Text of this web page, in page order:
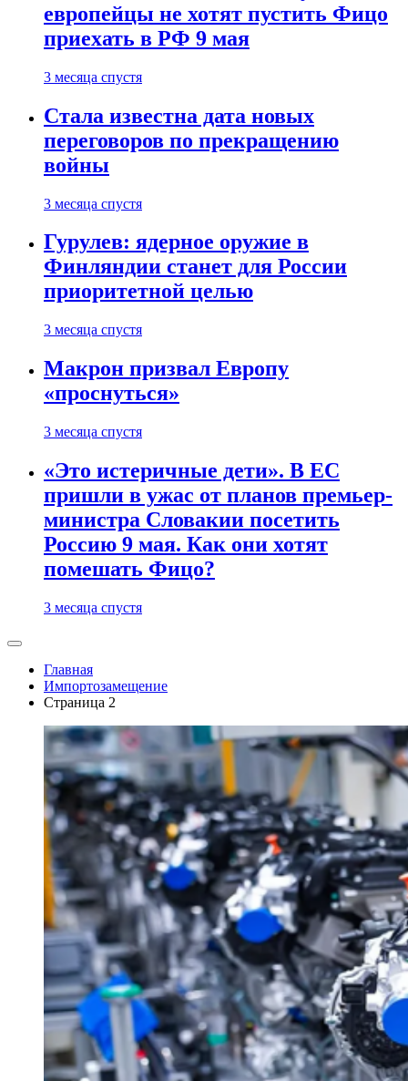
европейцы не хотят пустить Фицо
приехать в РФ 9 мая
3 месяца спустя
Стала известна дата новых
переговоров по прекращению
войны
3 месяца спустя
Гурулев: ядерное оружие в
Финляндии станет для России
приоритетной целью
3 месяца спустя
Макрон призвал Европу
«проснуться»
3 месяца спустя
«Это истеричные дети». В ЕС
пришли в ужас от планов премьер-
министра Словакии посетить
Россию 9 мая. Как они хотят
помешать Фицо?
3 месяца спустя
Главная
Импортозамещение
Страница 2